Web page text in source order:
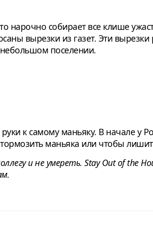
нарочно собирает все клише
вырезки из газет. Эти
поселении.
к самому маньяку. В начале у
маньяка или чтобы
и не умереть. Stay Out of the